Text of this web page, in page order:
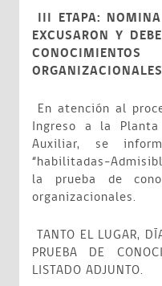
III ETAPA:
EXCUSARON Y
ORGANIZACIONALES
En atención al
Ingreso a la
Auxiliar, se
“habilitadas-
la prueba de
organizacionales.
TANTO EL LUGAR,
PRUEBA DE
LISTADO ADJUNTO.